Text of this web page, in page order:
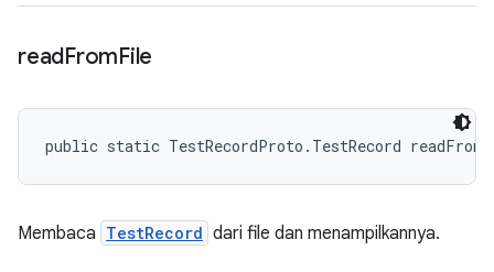
readFromFile
public static TestRecordProto.TestRecord
Membaca TestRecord dari file dan menampilkannya.